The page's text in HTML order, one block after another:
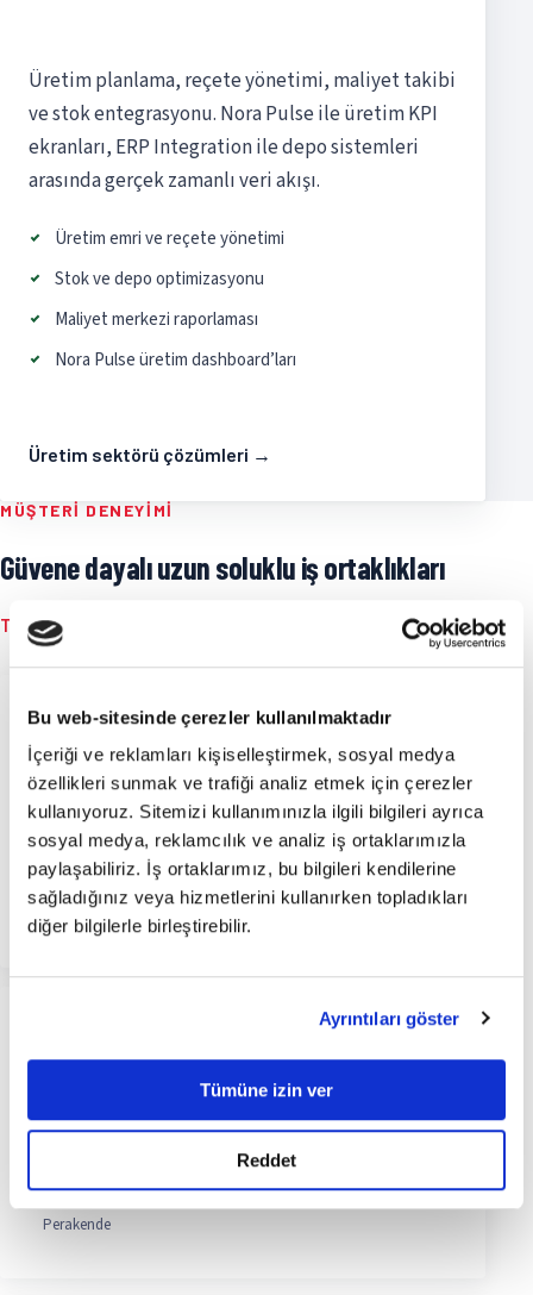
Bu web-sitesinde çerezler kullanılmaktadır
İçeriği ve reklamları kişiselleştirmek, sosyal medya
özellikleri sunmak ve trafiği analiz etmek için çerezler
kullanıyoruz. Sitemizi kullanımınızla ilgili bilgileri ayrıca
sosyal medya, reklamcılık ve analiz iş ortaklarımızla
paylaşabiliriz. İş ortaklarımız, bu bilgileri kendilerine
sağladığınız veya hizmetlerini kullanırken topladıkları
diğer bilgilerle birleştirebilir.
Ayrıntıları göster
Tümüne izin ver
Reddet
Üretim planlama, reçete yönetimi, maliyet takibi
ve stok entegrasyonu. Nora Pulse ile üretim KPI
ekranları, ERP Integration ile depo sistemleri
arasında gerçek zamanlı veri akışı.
Üretim emri ve reçete yönetimi
Stok ve depo optimizasyonu
Maliyet merkezi raporlaması
Nora Pulse üretim dashboard’ları
Üretim sektörü çözümleri →
MÜŞTERI DENEYIMI
Güvene dayalı uzun soluklu iş ortaklıkları
Tüm Referanslar
“
ERP geçiş sürecinde tek elden yönetim sağladılar.
Proje takvimi, eğitim ve canlıya geçiş aşamaları
profesyonelce yürütüldü.
Finans Direktörü
Üretim Sektörü
“
Destek ekibi hem teknik hem süreç bilgisine sahip.
Sorunlar hızlı çözülüyor ve kök neden analizi yapılıyor.
Perakende